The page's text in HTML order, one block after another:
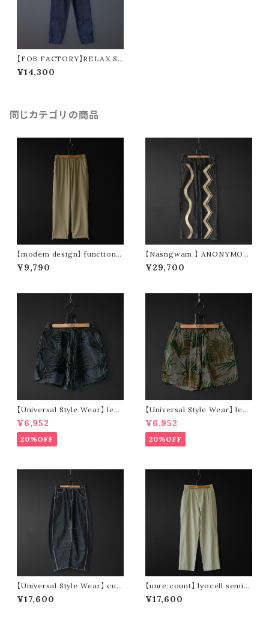
【FOB FACTORY】RELAX S
WEAT PANTS (navy)
¥14,300
同じカテゴリの商品
【modem design】 functional
drawstring pants (beige)
¥9,790
【Nasngwam.】 ANONYMOU
S PANTS (size S)
¥29,700
【Universal Style Wear】 leaf
short pants (black)
¥6,952
20%OFF
【Universal Style Wear】 leaf
short pants (olive)
¥6,952
20%OFF
【Universal Style Wear】 cur
ve painter pants (indigo)
¥17,600
【unre:count】 lyocell semi
wide pants (beige)
¥17,600